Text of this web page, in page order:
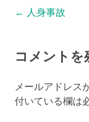
Post
← 人身事故
コメントを
メールアドレス
付いている欄は